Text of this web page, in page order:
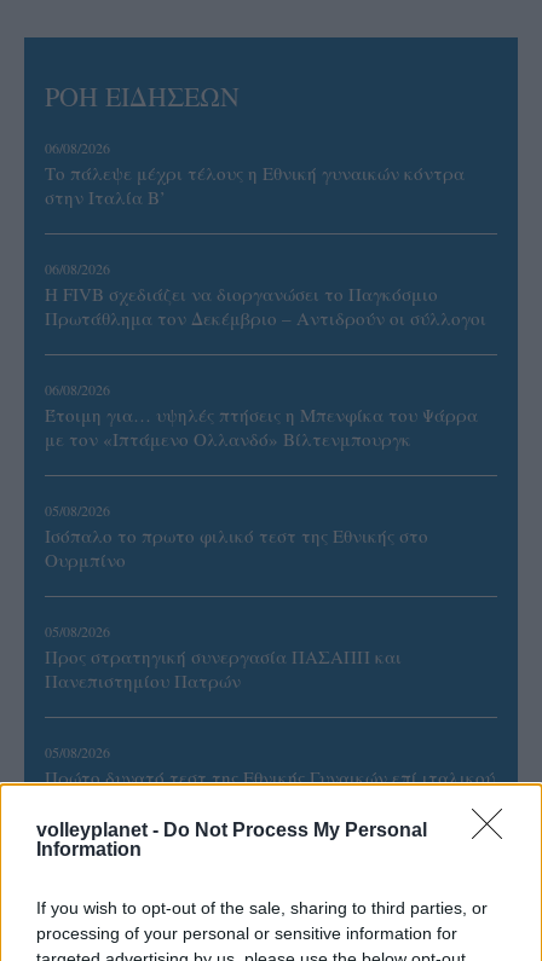
volleyplanet - Do Not Process My Personal
Information
If you wish to opt-out of the sale, sharing to third parties, or
processing of your personal or sensitive information for
ΡΟΗ ΕΙΔΗΣΕΩΝ
06/08/2026
Το πάλεψε μέχρι τέλους η Εθνική γυναικών κόντρα
στην Ιταλία Β’
06/08/2026
Η FIVB σχεδιάζει να διοργανώσει το Παγκόσμιο
Πρωτάθλημα τον Δεκέμβριο – Αντιδρούν οι σύλλογοι
06/08/2026
Έτοιμη για… υψηλές πτήσεις η Μπενφίκα του Ψάρρα
με τον «Ιπτάμενο Ολλανδό» Βίλτενμπουργκ
05/08/2026
Ισόπαλο το πρωτο φιλικό τεστ της Εθνικής στο
Ουρμπίνο
05/08/2026
Προς στρατηγική συνεργασία ΠΑΣΑΠΠ και
Πανεπιστημίου Πατρών
05/08/2026
Πρώτο δυνατό τεστ της Εθνικής Γυναικών επί ιταλικού
ΓΝΩΜΕΣ